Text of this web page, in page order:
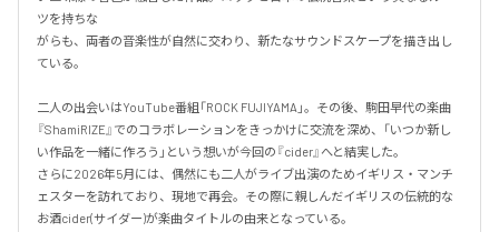
ツを持ちな
がらも、両者の音楽性が自然に交わり、新たなサウンドスケープを描き出し
ている。
二人の出会いはYouTube番組「ROCK FUJIYAMA」。その後、駒田早代の楽曲
『ShamiRIZE』でのコラボレーションをきっかけに交流を深め、「いつか新し
い作品を一緒に作ろう」という想いが今回の『cider』へと結実した。
さらに2026年5月には、偶然にも二人がライブ出演のためイギリス・マンチ
ェスターを訪れており、現地で再会。その際に親しんだイギリスの伝統的な
お酒cider(サイダー)が楽曲タイトルの由来となっている。